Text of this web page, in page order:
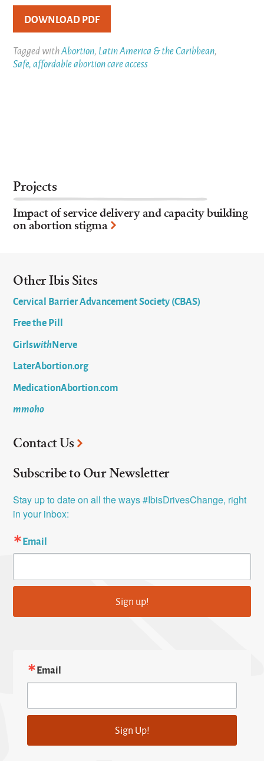
DOWNLOAD PDF
Tagged withAbortion, Latin America & the Caribbean,
Safe, affordable abortion care access
Projects
Impact of service delivery and capacity building
on abortion stigma
Other Ibis Sites
Cervical Barrier Advancement Society (CBAS)
Free the Pill
GirlswithNerve
LaterAbortion.org
MedicationAbortion.com
mmoho
Contact Us
Subscribe to Our Newsletter
Stay up to date on all the ways #IbisDrivesChange, right
in your inbox:
Email
Sign up!
Email
Sign Up!